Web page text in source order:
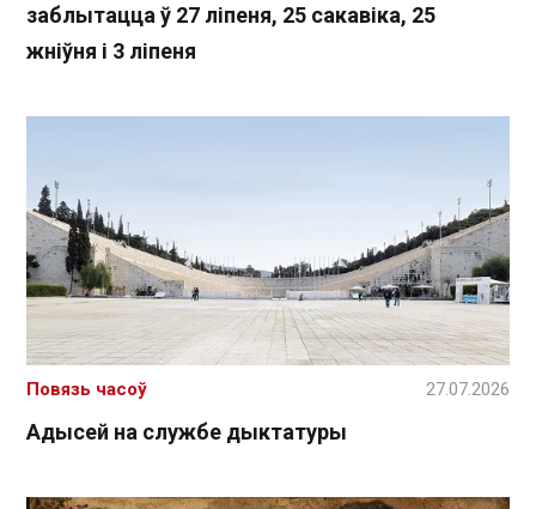
заблытацца ў 27 ліпеня, 25 сакавіка, 25
жніўня і 3 ліпеня
Адысей на службе дыктатуры
Повязь часоў 27.07.2026